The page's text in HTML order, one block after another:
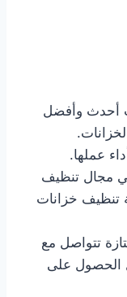
أحدث وأفضل
عملها.
مجال تنظيف
تنظيف خزانات
تتواصل مع
الحصول على